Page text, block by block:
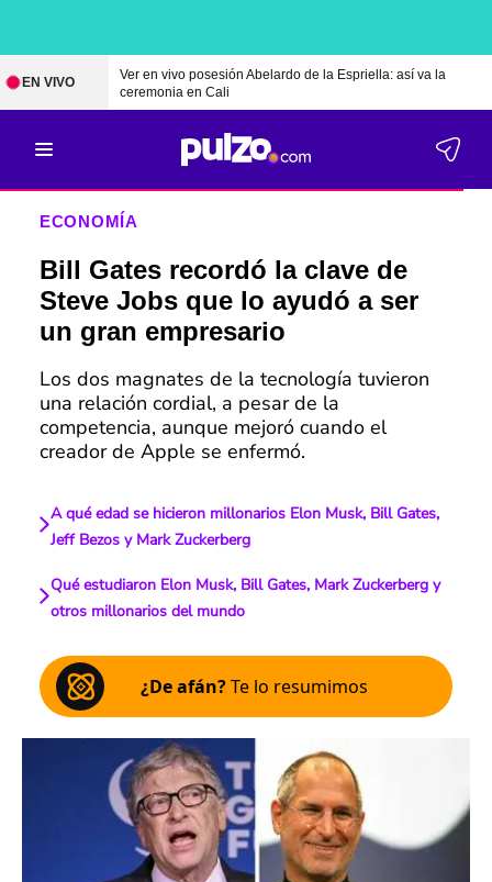
EN VIVO
Ver en vivo posesión Abelardo de la Espriella: así va la
ceremonia en Cali
ECONOMÍA
Bill Gates recordó la clave de
Steve Jobs que lo ayudó a ser
un gran empresario
Los dos magnates de la tecnología tuvieron
una relación cordial, a pesar de la
competencia, aunque mejoró cuando el
creador de Apple se enfermó.
A qué edad se hicieron millonarios Elon Musk, Bill Gates,
Jeff Bezos y Mark Zuckerberg
Qué estudiaron Elon Musk, Bill Gates, Mark Zuckerberg y
otros millonarios del mundo
¿De afán?Te lo resumimos